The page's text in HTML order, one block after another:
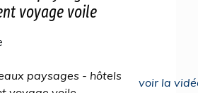
voyage voile
voir la
paysages - hôtels